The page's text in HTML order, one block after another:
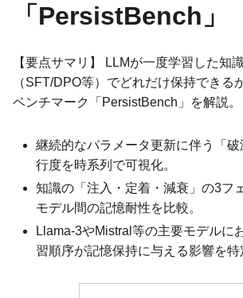
「PersistBench」
【要点サマリ】 LLMが一度学習した知
（SFT/DPO等）でどれだけ保持できる
ベンチマーク「PersistBench」を解説。
継続的なパラメータ更新に伴う「
行度を時系列で可視化。
知識の「注入・定着・減衰」の3フ
モデル間の記憶耐性を比較。
Llama-3やMistral等の主要モデルに
習順序が記憶保持に与える影響を特